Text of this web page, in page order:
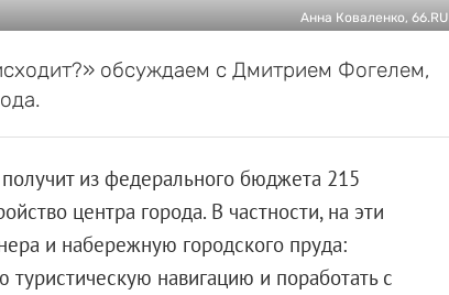
Анна Коваленко, 66.RU
обсуждаем с Дмитрием Фогелем,
получит из федерального бюджета 215
центра города. В частности, на эти
и набережную городского пруда:
туристическую навигацию и поработать с